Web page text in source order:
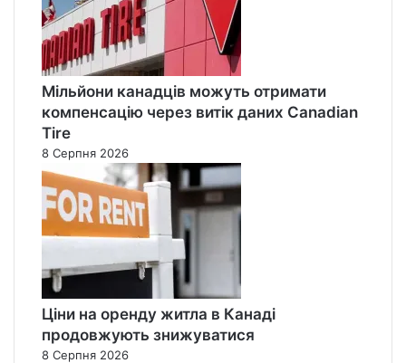
Мільйони канадців можуть отримати
компенсацію через витік даних Canadian
Tire
8 Серпня 2026
Ціни на оренду житла в Канаді
продовжують знижуватися
8 Серпня 2026